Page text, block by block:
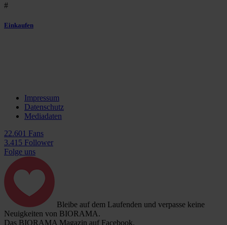
#
Einkaufen
Impressum
Datenschutz
Mediadaten
22.601 Fans
3.415 Follower
Folge uns
Bleibe auf dem Laufenden und verpasse keine
Neuigkeiten von BIORAMA.
Das BIORAMA Magazin auf Facebook.